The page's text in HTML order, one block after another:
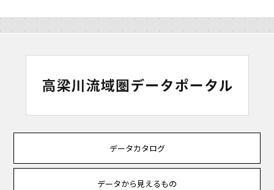
データカタログ
データから見えるもの